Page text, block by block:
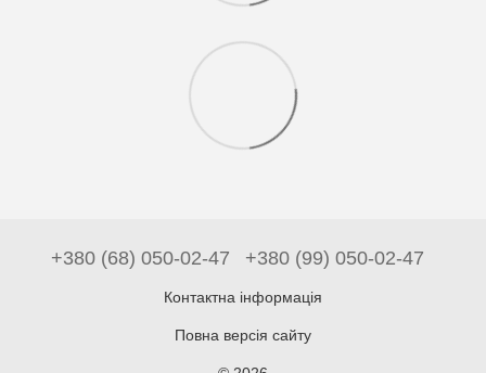
+380 (68) 050-02-47 +380 (99) 050-02-47
Контактна інформація
Повна версія сайту